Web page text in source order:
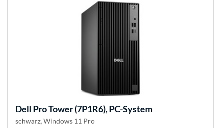
Dell Pro Tower (7P1R6), PC-System
schwarz, Windows 11 Pro